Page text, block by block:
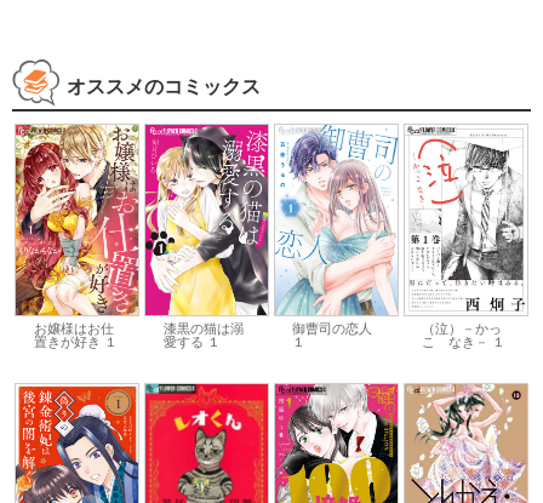
オススメのコミックス
お嬢様はお仕
置きが好き １
漆黒の猫は溺
愛する １
御曹司の恋人
１
（泣）－かっ
こ なき－ １